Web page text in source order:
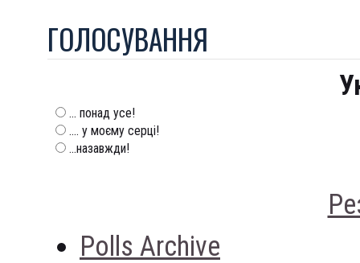
ГОЛОСУВАННЯ
... понад усе!
.... у моєму серці!
...назавжди!
Polls Archive